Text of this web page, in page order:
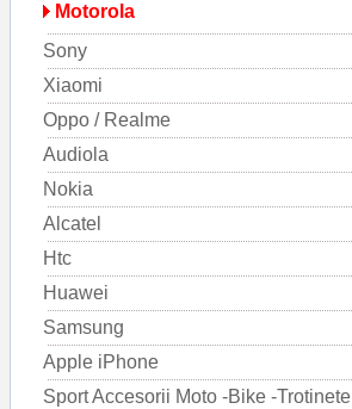
Motorola
Sony
Xiaomi
Oppo / Realme
Audiola
Nokia
Alcatel
Htc
Huawei
Samsung
Apple iPhone
Sport Accesorii Moto -Bike -Trotinete